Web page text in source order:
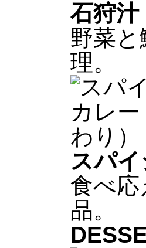
石狩汁
野菜
理。
スパ
食べ
品。